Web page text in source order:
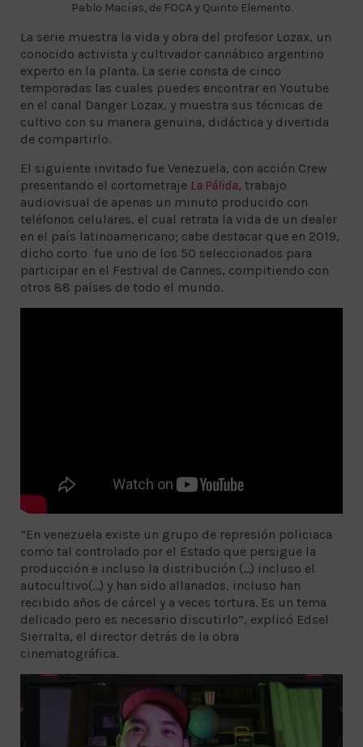
Pablo Macías, de FOCA y Quinto Elemento.
La serie muestra la vida y obra del profesor Lozax, un
conocido activista y cultivador cannábico argentino
experto en la planta. La serie consta de cinco
temporadas las cuales puedes encontrar en Youtube
en el canal Danger Lozax, y muestra sus técnicas de
cultivo con su manera genuina, didáctica y divertida
de compartirlo.
El siguiente invitado fue Venezuela, con acción Crew
presentando el cortometraje La Pálida, trabajo
audiovisual de apenas un minuto producido con
teléfonos celulares, el cual retrata la vida de un dealer
en el país latinoamericano; cabe destacar que en 2019,
dicho corto fue uno de los 50 seleccionados para
participar en el Festival de Cannes, compitiendo con
otros 88 países de todo el mundo.
“En venezuela existe un grupo de represión policiaca
como tal controlado por el Estado que persigue la
producción e incluso la distribución (...) incluso el
autocultivo(...) y han sido allanados, incluso han
recibido años de cárcel y a veces tortura. Es un tema
delicado pero es necesario discutirlo”, explicó Edsel
Sierralta, el director detrás de la obra
cinematográfica.